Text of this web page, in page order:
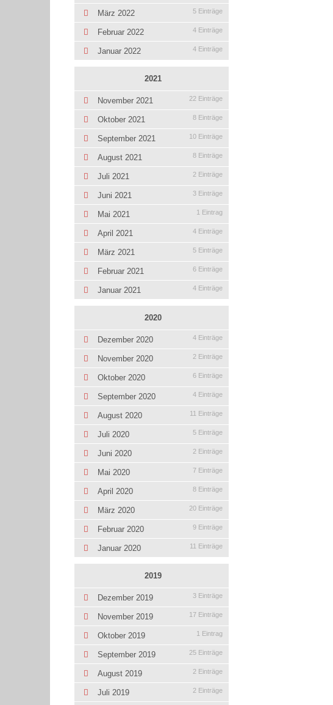
März 2022 5 Einträge
Februar 2022 4 Einträge
Januar 2022 4 Einträge
2021
November 2021 22 Einträge
Oktober 2021 8 Einträge
September 2021 10 Einträge
August 2021 8 Einträge
Juli 2021 2 Einträge
Juni 2021 3 Einträge
Mai 2021 1 Eintrag
April 2021 4 Einträge
März 2021 5 Einträge
Februar 2021 6 Einträge
Januar 2021 4 Einträge
2020
Dezember 2020 4 Einträge
November 2020 2 Einträge
Oktober 2020 6 Einträge
September 2020 4 Einträge
August 2020 11 Einträge
Juli 2020 5 Einträge
Juni 2020 2 Einträge
Mai 2020 7 Einträge
April 2020 8 Einträge
März 2020 20 Einträge
Februar 2020 9 Einträge
Januar 2020 11 Einträge
2019
Dezember 2019 3 Einträge
November 2019 17 Einträge
Oktober 2019 1 Eintrag
September 2019 25 Einträge
August 2019 2 Einträge
Juli 2019 2 Einträge